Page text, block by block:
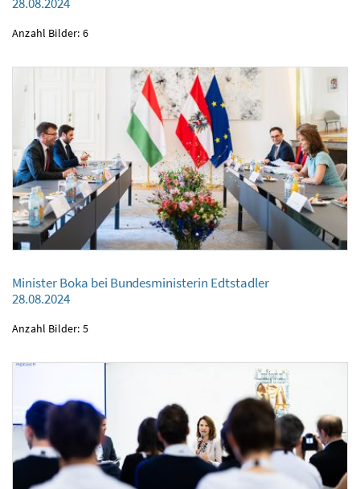
28.08.2024
Anzahl Bilder: 6
Minister Boka bei Bundesministerin Edtstadler
28.08.2024
Minister Boka bei Bundesministerin Edtstadler
28.08.2024
Anzahl Bilder: 5